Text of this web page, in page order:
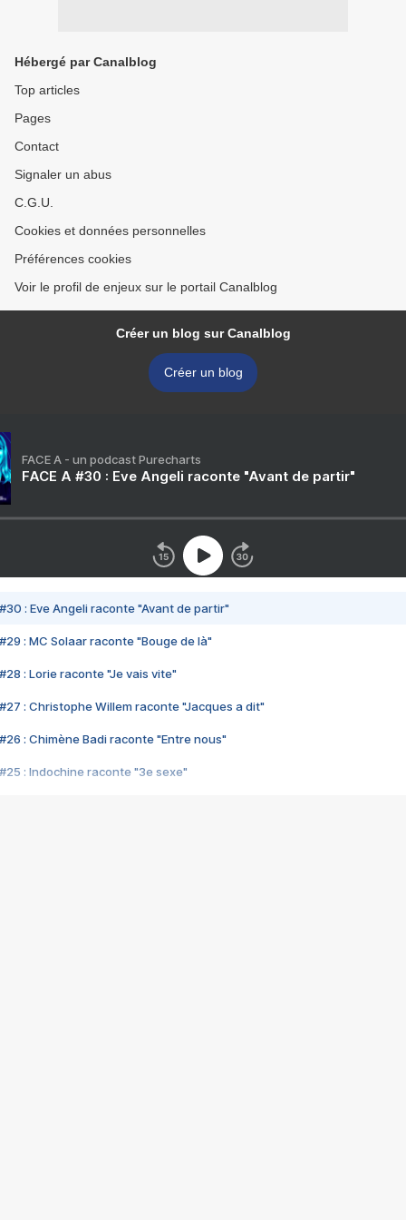
Hébergé par Canalblog
Top articles
Pages
Contact
Signaler un abus
C.G.U.
Cookies et données personnelles
Préférences cookies
Voir le profil de enjeux sur le portail Canalblog
Créer un blog sur Canalblog
Créer un blog
FACE A - un podcast Purecharts
FACE A #30 : Eve Angeli raconte "Avant de partir"
#30 : Eve Angeli raconte "Avant de partir"
#29 : MC Solaar raconte "Bouge de là"
#28 : Lorie raconte "Je vais vite"
#27 : Christophe Willem raconte "Jacques a dit"
#26 : Chimène Badi raconte "Entre nous"
#25 : Indochine raconte "3e sexe"